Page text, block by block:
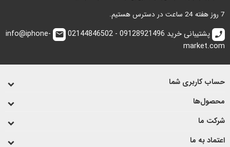
7 روز هفته 24 ساعت در دسترس هستیم.
call پشتیبانی خرید 09128921496 - 02144846502 email
info@iphone-
market.com
حساب کاربری شما
محصول‌ها
شرکت ما
اعتماد به ما